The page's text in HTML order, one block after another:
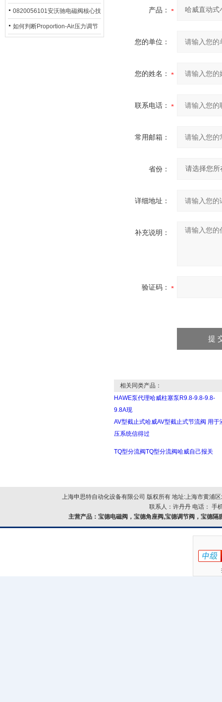
大问题解决措施
0820056101安沃驰电磁阀核心技
术参数
如何判断Proportion-Air压力调节
产品：
您的单位：
您的姓名：
联系电话：
常用邮箱：
省份：
详细地址：
补充说明：
验证码：
相关同类产品：
HAWE泵代理哈威柱塞泵R9.8-9.8-9.8-
9.8A现
AV型截止式哈威AV型截止式节流阀 用于
压系统信得过
TQ型分流阀TQ型分流阀哈威自己报关
上海申思特自动化设备有限公司 版权所有 地址:上海市黄浦
联系人：许丹丹 电话： 手
主营产品：宝德电磁阀，宝德角座阀,宝德调节阀，宝德